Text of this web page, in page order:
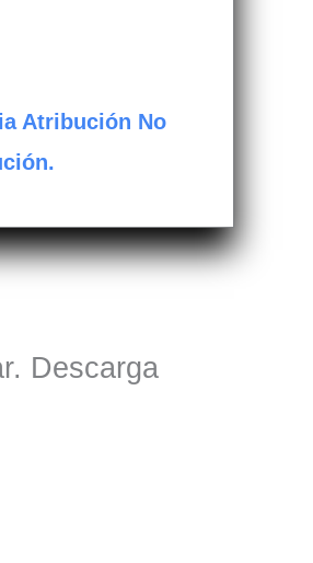
Atribución No
Descarga